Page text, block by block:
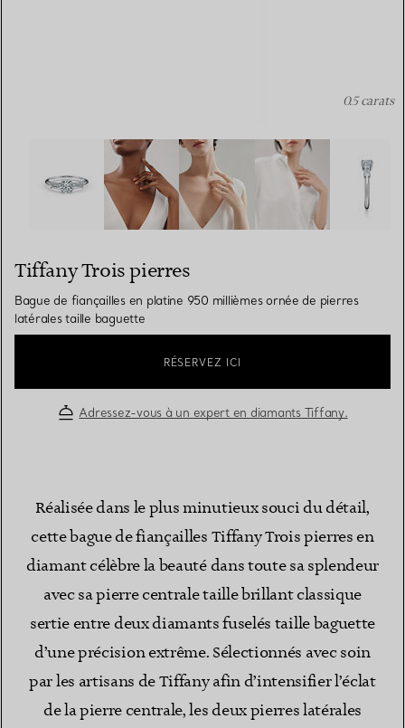
Tiffany Trois pierres:Bague de fiançailles en platine 950
0.5 carats
Tiffany Trois pierres
Bague de fiançailles en platine 950 millièmes ornée de pierres
latérales taille baguette
RÉSERVEZ ICI
Adressez-vous à un expert en diamants Tiffany.
Réalisée dans le plus minutieux souci du détail,
cette bague de fiançailles Tiffany Trois pierres en
diamant célèbre la beauté dans toute sa splendeur
avec sa pierre centrale taille brillant classique
sertie entre deux diamants fuselés taille baguette
d’une précision extrême. Sélectionnés avec soin
par les artisans de Tiffany afin d’intensifier l’éclat
de la pierre centrale, les deux pierres latérales